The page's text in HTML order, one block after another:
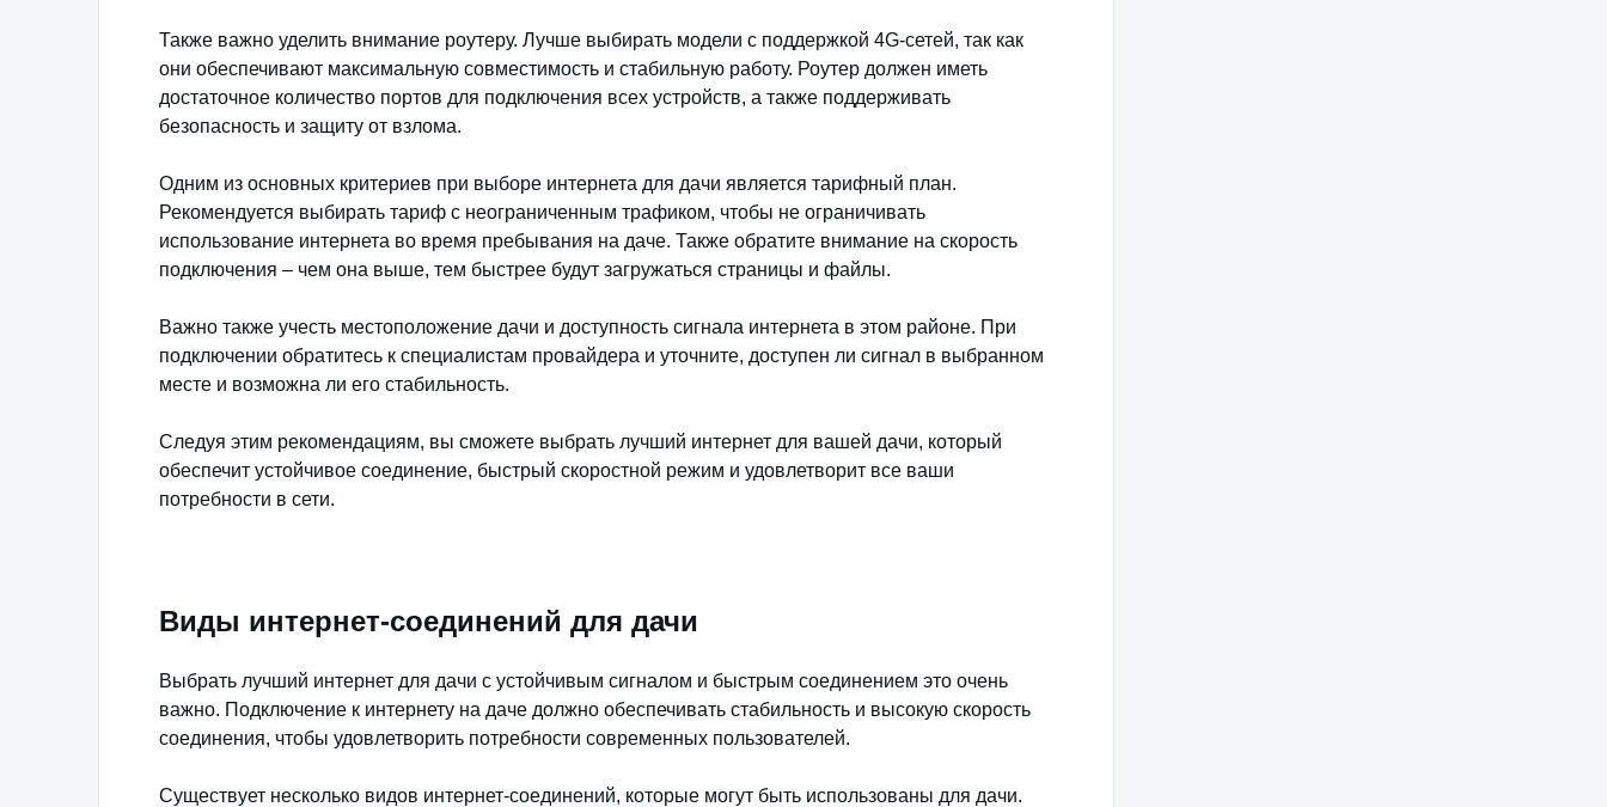
Также важно уделить внимание роутеру. Лучше выбирать модели с поддержкой 4G-сетей, так как
они обеспечивают максимальную совместимость и стабильную работу. Роутер должен иметь
достаточное количество портов для подключения всех устройств, а также поддерживать
безопасность и защиту от взлома.
Одним из основных критериев при выборе интернета для дачи является тарифный план.
Рекомендуется выбирать тариф с неограниченным трафиком, чтобы не ограничивать
использование интернета во время пребывания на даче. Также обратите внимание на скорость
подключения – чем она выше, тем быстрее будут загружаться страницы и файлы.
Важно также учесть местоположение дачи и доступность сигнала интернета в этом районе. При
подключении обратитесь к специалистам провайдера и уточните, доступен ли сигнал в выбранном
месте и возможна ли его стабильность.
Следуя этим рекомендациям, вы сможете выбрать лучший интернет для вашей дачи, который
обеспечит устойчивое соединение, быстрый скоростной режим и удовлетворит все ваши
потребности в сети.
Виды интернет-соединений для дачи
Выбрать лучший интернет для дачи с устойчивым сигналом и быстрым соединением это очень
важно. Подключение к интернету на даче должно обеспечивать стабильность и высокую скорость
соединения, чтобы удовлетворить потребности современных пользователей.
Существует несколько видов интернет-соединений, которые могут быть использованы для дачи.